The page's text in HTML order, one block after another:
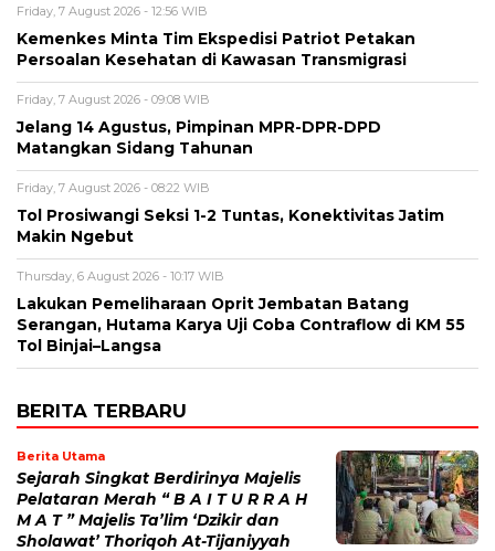
Friday, 7 August 2026 - 12:56 WIB
Kemenkes Minta Tim Ekspedisi Patriot Petakan
Persoalan Kesehatan di Kawasan Transmigrasi
Friday, 7 August 2026 - 09:08 WIB
Jelang 14 Agustus, Pimpinan MPR-DPR-DPD
Matangkan Sidang Tahunan
Friday, 7 August 2026 - 08:22 WIB
Tol Prosiwangi Seksi 1-2 Tuntas, Konektivitas Jatim
Makin Ngebut
Thursday, 6 August 2026 - 10:17 WIB
Lakukan Pemeliharaan Oprit Jembatan Batang
Serangan, Hutama Karya Uji Coba Contraflow di KM 55
Tol Binjai–Langsa
BERITA TERBARU
Berita Utama
Sejarah Singkat Berdirinya Majelis
Pelataran Merah “ B A I T U R R A H
M A T ” Majelis Ta’lim ‘Dzikir dan
Sholawat’ Thoriqoh At-Tijaniyyah